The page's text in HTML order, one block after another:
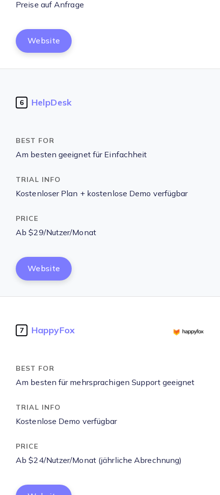
Preise auf Anfrage
Website
6 HelpDesk
Am besten geeignet für Einfachheit
Kostenloser Plan + kostenlose Demo verfügbar
Ab $29/Nutzer/Monat
Website
7 HappyFox
Am besten für mehrsprachigen Support geeignet
Kostenlose Demo verfügbar
Ab $24/Nutzer/Monat (jährliche Abrechnung)